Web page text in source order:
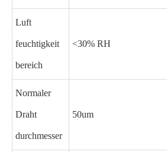
Luft
feuchtigkeit
bereich
<30% RH
Normaler
Draht
durchmesser
50um